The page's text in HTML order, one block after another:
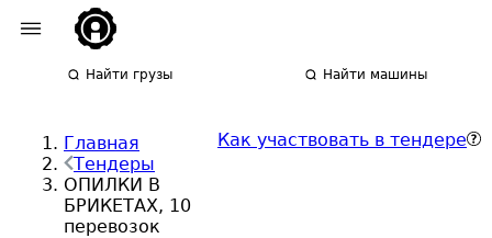
Найти грузы Найти машины
Главная
Тендеры
ОПИЛКИ В
БРИКЕТАХ, 10
перевозок
Как участвовать в тендере